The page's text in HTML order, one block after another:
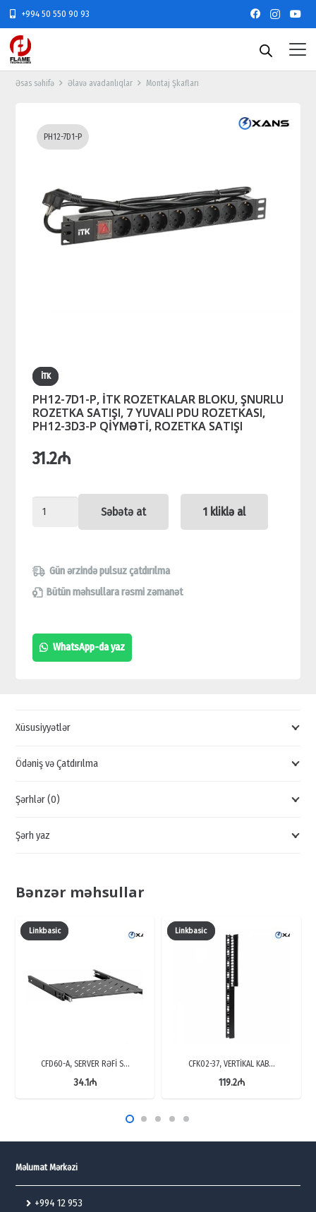
+994 50 550 90 93
Əsas səhifə Əlavə avadanlıqlar Montaj Şkafları
PH12-7D1-P
İTK
PH12-7D1-P, İTK ROZETKALAR BLOKU, ŞNURLU
ROZETKA SATIŞI, 7 YUVALI PDU ROZETKASI,
PH12-3D3-P QİYMƏTİ, ROZETKA SATIŞI
31.2₼
PH12-
İTK
ROZETKALAR
ŞNURLU
ROZETKA
ROZETKASI,
3D3-
QİYMƏTİ,
SATIŞI
Səbətə at 1 kliklə al
Gün ərzində pulsuz çatdırılma
Bütün məhsullara rəsmi zəmanət
WhatsApp-da yaz
Xüsusiyyətlər
Ödəniş və Çatdırılma
Şərhlər (0)
Şərh yaz
Bənzər məhsullar
Linkbasic
CFD60-A, SERVER RƏFİ S…
34.1₼
Linkbasic
CFK02-37, VERTİKAL KAB…
119.2₼
Məlumat Mərkəzi
+994 12 953